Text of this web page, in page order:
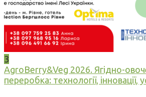
3
AgroBerry&Veg 2026. Ягідно-
переробка: технології, інновації,